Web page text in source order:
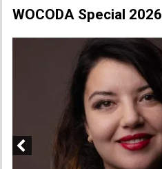
WOCODA Special 2026